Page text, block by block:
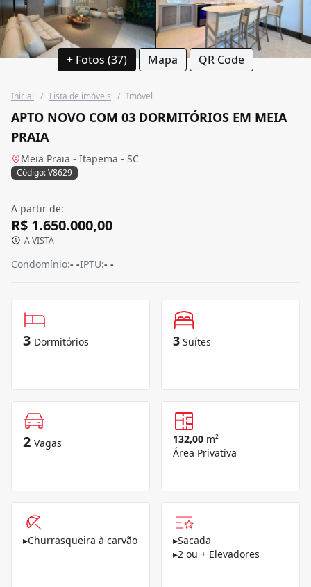
+ Fotos (37) Mapa QR Code
Inicial / Lista de imóveis / Imóvel
APTO NOVO COM 03 DORMITÓRIOS EM MEIA
PRAIA
Meia Praia - Itapema - SC
Código: V8629
A partir de:
R$ 1.650.000,00
A VISTA
Condomínio:- -IPTU:- -
3 Dormitórios 3 Suítes
2 Vagas 132,00 m²
Área Privativa
▸Churrasqueira à carvão ▸Sacada
▸2 ou + Elevadores